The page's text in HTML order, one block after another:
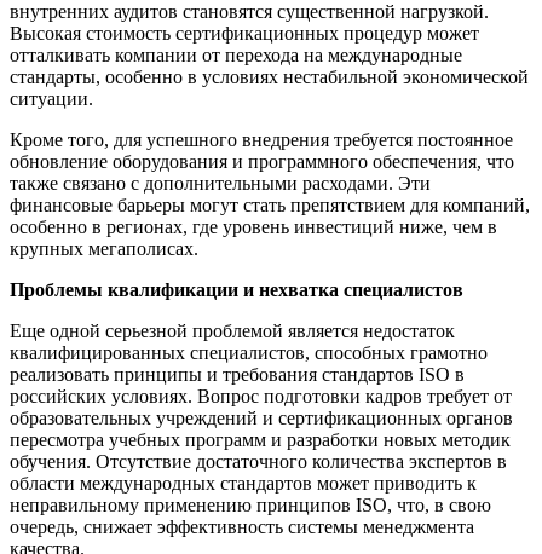
внутренних аудитов становятся существенной нагрузкой.
Высокая стоимость сертификационных процедур может
отталкивать компании от перехода на международные
стандарты, особенно в условиях нестабильной экономической
ситуации.
Кроме того, для успешного внедрения требуется постоянное
обновление оборудования и программного обеспечения, что
также связано с дополнительными расходами. Эти
финансовые барьеры могут стать препятствием для компаний,
особенно в регионах, где уровень инвестиций ниже, чем в
крупных мегаполисах.
Проблемы квалификации и нехватка специалистов
Еще одной серьезной проблемой является недостаток
квалифицированных специалистов, способных грамотно
реализовать принципы и требования стандартов ISO в
российских условиях. Вопрос подготовки кадров требует от
образовательных учреждений и сертификационных органов
пересмотра учебных программ и разработки новых методик
обучения. Отсутствие достаточного количества экспертов в
области международных стандартов может приводить к
неправильному применению принципов ISO, что, в свою
очередь, снижает эффективность системы менеджмента
качества.